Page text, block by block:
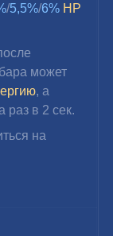
/5,5%/6% HP
может
, а
раз в 2 сек.
на